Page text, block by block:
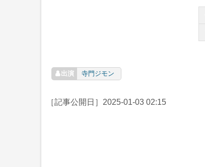
寺門ジモン
［記事公開日］ 2025-01-03 02:15